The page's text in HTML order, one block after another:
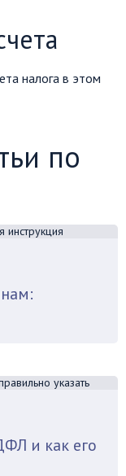
налога в этом
по